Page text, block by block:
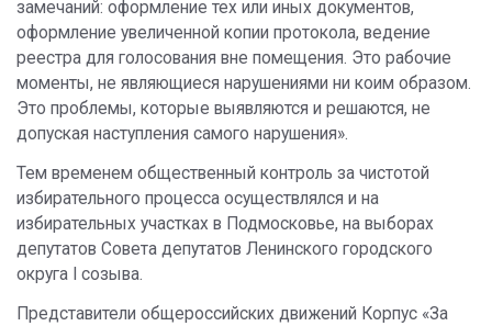
замечаний: оформление тех или иных документов,
оформление увеличенной копии протокола, ведение
реестра для голосования вне помещения. Это рабочие
моменты, не являющиеся нарушениями ни коим образом.
Это проблемы, которые выявляются и решаются, не
допуская наступления самого нарушения».
Тем временем общественный контроль за чистотой
избирательного процесса осуществлялся и на
избирательных участках в Подмосковье, на выборах
депутатов Совета депутатов Ленинского городского
округа I созыва.
Представители общероссийских движений Корпус «За